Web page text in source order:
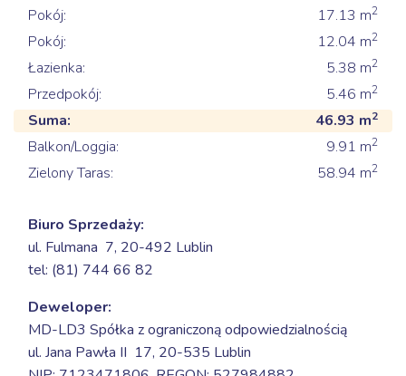
Pokój: 17.13 m2
Pokój: 12.04 m2
Łazienka: 5.38 m2
Przedpokój: 5.46 m2
Suma: 46.93 m2
Balkon/Loggia: 9.91 m2
Zielony Taras: 58.94 m2
Biuro Sprzedaży:
ul. Fulmana 7, 20-492 Lublin
tel: (81) 744 66 82
Deweloper:
MD-LD3 Spółka z ograniczoną odpowiedzialnością
ul. Jana Pawła II 17, 20-535 Lublin